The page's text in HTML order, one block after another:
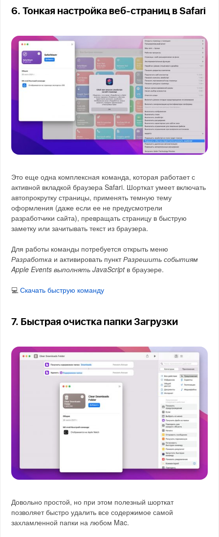
6. Тонкая настройка веб-страниц в Safari
Это еще одна комплексная команда, которая работает с
активной вкладкой браузера Safari. Шорткат умеет включать
автопрокрутку страницы, применять темную тему
оформления (даже если ее не предусмотрели
разработчики сайта), превращать страницу в быструю
заметку или зачитывать текст из браузера.
Для работы команды потребуется открыть меню
Разработка и активировать пунктРазрешить событиям
Apple Events выполнять JavaScriptв браузере.
💻Скачать быструю команду
7. Быстрая очистка папки Загрузки
Довольно простой, но при этом полезный шорткат
позволяет быстро удалить все содержимое самой
захламленной папки на любом Mac.